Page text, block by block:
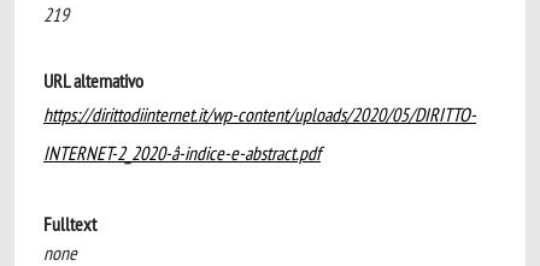
219
URL alternativo
https://dirittodiinternet.it/wp-content/uploads/2020/05/DIRITTO-
INTERNET-2_2020-â-indice-e-abstract.pdf
Fulltext
none